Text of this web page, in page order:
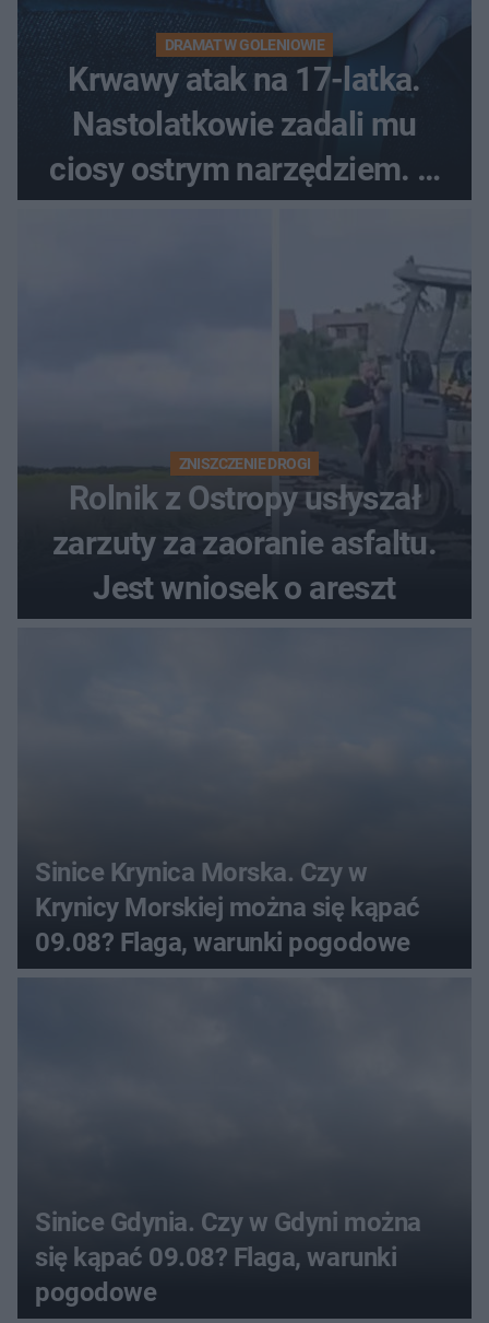
DRAMAT W GOLENIOWIE
Krwawy atak na 17-latka.
Nastolatkowie zadali mu
ciosy ostrym narzędziem. O
ich losach zdecyduje sąd
ZNISZCZENIE DROGI
Rolnik z Ostropy usłyszał
zarzuty za zaoranie asfaltu.
Jest wniosek o areszt
Sinice Krynica Morska. Czy w
Krynicy Morskiej można się kąpać
09.08? Flaga, warunki pogodowe
Sinice Gdynia. Czy w Gdyni można
się kąpać 09.08? Flaga, warunki
pogodowe